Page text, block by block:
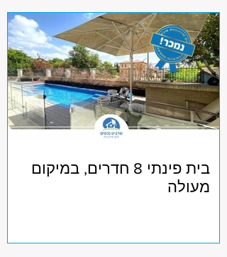
בית פינתי 8 חדרים, במיקום
מעולה